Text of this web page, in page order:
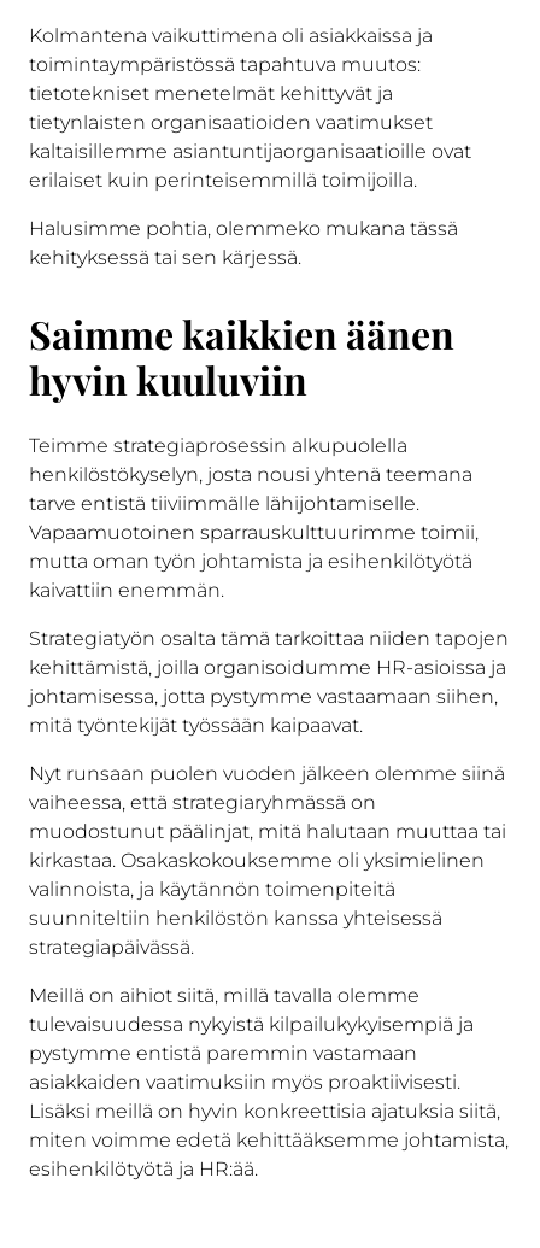
Kolmantena vaikuttimena oli asiakkaissa ja
toimintaympäristössä tapahtuva muutos:
tietotekniset menetelmät kehittyvät ja
tietynlaisten organisaatioiden vaatimukset
kaltaisillemme asiantuntijaorganisaatioille ovat
erilaiset kuin perinteisemmillä toimijoilla.
Halusimme pohtia, olemmeko mukana tässä
kehityksessä tai sen kärjessä.
Saimme kaikkien äänen
hyvin kuuluviin
Teimme strategiaprosessin alkupuolella
henkilöstökyselyn, josta nousi yhtenä teemana
tarve entistä tiiviimmälle lähijohtamiselle.
Vapaamuotoinen sparrauskulttuurimme toimii,
mutta oman työn johtamista ja esihenkilötyötä
kaivattiin enemmän.
Strategiatyön osalta tämä tarkoittaa niiden tapojen
kehittämistä, joilla organisoidumme HR-asioissa ja
johtamisessa, jotta pystymme vastaamaan siihen,
mitä työntekijät työssään kaipaavat.
Nyt runsaan puolen vuoden jälkeen olemme siinä
vaiheessa, että strategiaryhmässä on
muodostunut päälinjat, mitä halutaan muuttaa tai
kirkastaa. Osakaskokouksemme oli yksimielinen
valinnoista, ja käytännön toimenpiteitä
suunniteltiin henkilöstön kanssa yhteisessä
strategiapäivässä.
Meillä on aihiot siitä, millä tavalla olemme
tulevaisuudessa nykyistä kilpailukykyisempiä ja
pystymme entistä paremmin vastamaan
asiakkaiden vaatimuksiin myös proaktiivisesti.
Lisäksi meillä on hyvin konkreettisia ajatuksia siitä,
miten voimme edetä kehittääksemme johtamista,
esihenkilötyötä ja HR:ää.